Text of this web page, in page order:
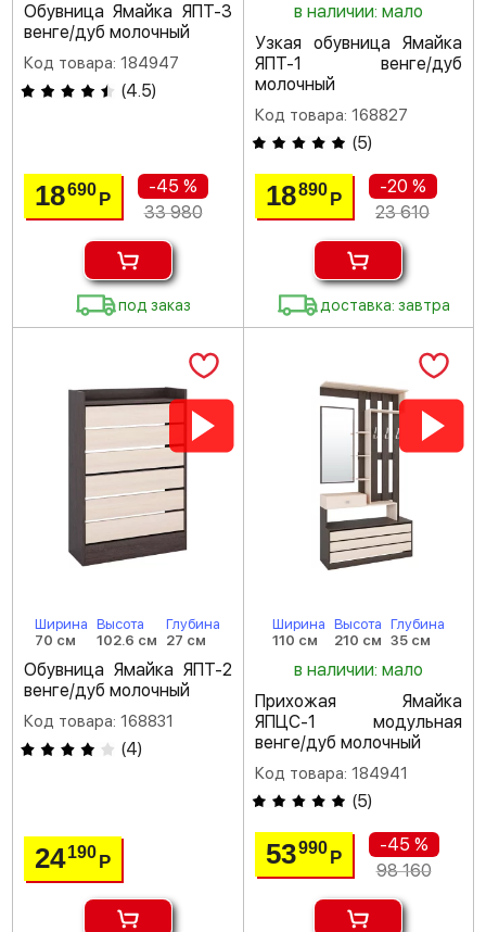
Обувница Ямайка ЯПТ-3
венге/дуб молочный
Код товара: 184947
(4.5)
18690Р
-45 %
33 980
под заказ
в наличии: мало
Узкая обувница Ямайка
ЯПТ-1 венге/дуб
молочный
Код товара: 168827
(5)
18890 Р
-20 %
23 610
доставка: завтра
Ширина
70 см
Высота
102.6 см
Глубина
27 см
Обувница Ямайка ЯПТ-2
венге/дуб молочный
Код товара: 168831
(4)
24190Р
Ширина
110 см
Высота
210 см
Глубина
35 см
в наличии: мало
Прихожая Ямайка
ЯПЦС-1 модульная
венге/дуб молочный
Код товара: 184941
(5)
53990 Р
-45 %
98 160